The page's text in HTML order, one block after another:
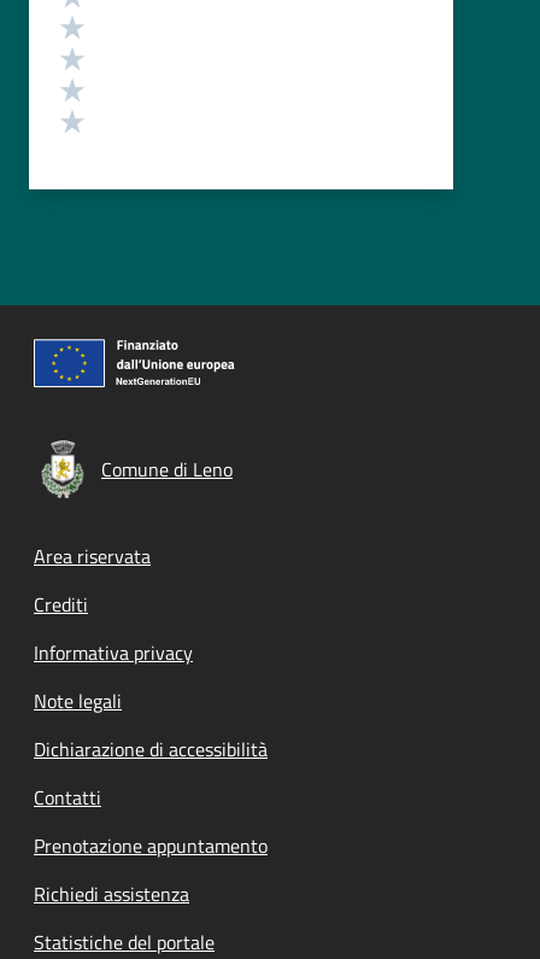
Comune di Leno
Footer menu
Area riservata
Crediti
Informativa privacy
Note legali
Dichiarazione di accessibilità
Contatti
Prenotazione appuntamento
Richiedi assistenza
Statistiche del portale